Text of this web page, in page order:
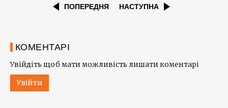
ПОПЕРЕДНЯ НАСТУПНА
КОМЕНТАРІ
Увійдіть щоб мати можливість лишати коментарі
Увійти